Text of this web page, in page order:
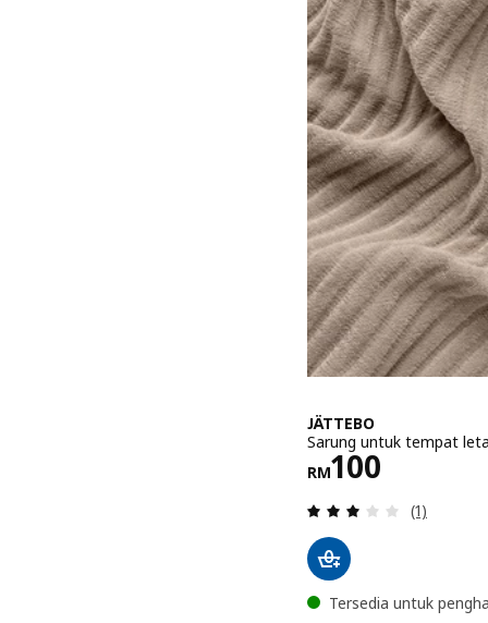
JÄTTEBO
Sarung untuk tempat
RM100
Harga RM
Ulasan:
(1)
Tersedia untuk